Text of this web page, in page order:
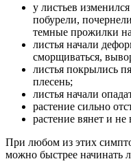
у листьев
побурели,
темные прожилки
листья начали
сморщиваться,
листья покрылись
плесень;
листья начали
растение сильно
растение вянет и не
При любом из этих
можно быстрее начинать